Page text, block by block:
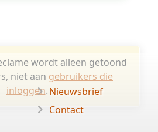
wordt alleen getoond
niet aan gebruikers die
inloggen.Nieuwsbrief
Contact